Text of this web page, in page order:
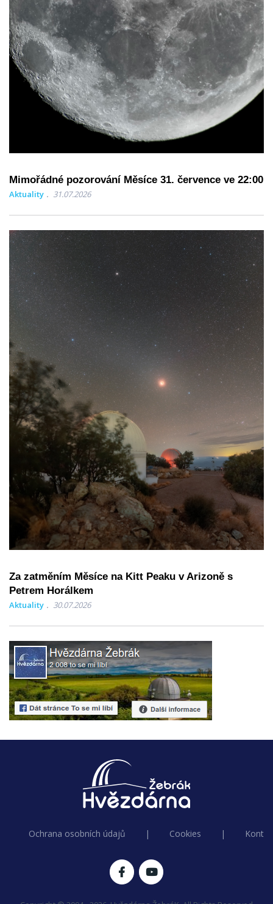
Mimořádné pozorování Měsíce 31. července ve 22:00
Aktuality 31.07.2026
Za zatměním Měsíce na Kitt Peaku v Arizoně s
Petrem Horálkem
Aktuality 30.07.2026
Ochrana osobních údajů | Cookies |